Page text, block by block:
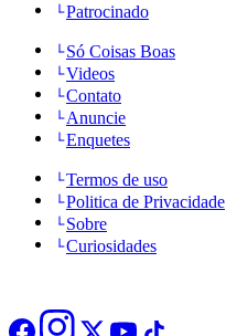
Patrocinado
Só Coisas Boas
Videos
Contato
Anuncie
Enquetes
Termos de uso
Politica de Privacidade
Sobre
Curiosidades